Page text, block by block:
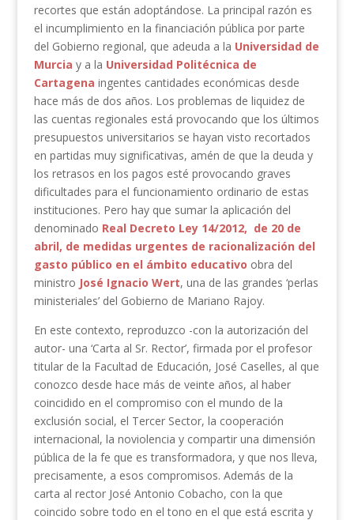
recortes que están adoptándose. La principal razón es
el incumplimiento en la financiación pública por parte
del Gobierno regional, que adeuda a la Universidad de
Murcia y a la Universidad Politécnica de
Cartagena ingentes cantidades económicas desde
hace más de dos años. Los problemas de liquidez de
las cuentas regionales está provocando que los últimos
presupuestos universitarios se hayan visto recortados
en partidas muy significativas, amén de que la deuda y
los retrasos en los pagos esté provocando graves
dificultades para el funcionamiento ordinario de estas
instituciones. Pero hay que sumar la aplicación del
denominado Real Decreto Ley 14/2012, de 20 de
abril, de medidas urgentes de racionalización del
gasto público en el ámbito educativo obra del
ministro José Ignacio Wert, una de las grandes ‘perlas
ministeriales’ del Gobierno de Mariano Rajoy.
En este contexto, reproduzco -con la autorización del
autor- una ‘Carta al Sr. Rector’, firmada por el profesor
titular de la Facultad de Educación, José Caselles, al que
conozco desde hace más de veinte años, al haber
coincidido en el compromiso con el mundo de la
exclusión social, el Tercer Sector, la cooperación
internacional, la noviolencia y compartir una dimensión
pública de la fe que es transformadora, y que nos lleva,
precisamente, a esos compromisos. Además de la
carta al rector José Antonio Cobacho, con la que
coincido sobre todo en el tono en el que está escrita y